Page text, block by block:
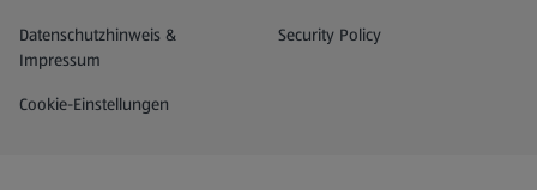
Datenschutz- und Richtlinienmenü
Datenschutzhinweis &
Impressum
Security Policy
(öffnet in einem neuen Tab)
Cookie-Einstellungen